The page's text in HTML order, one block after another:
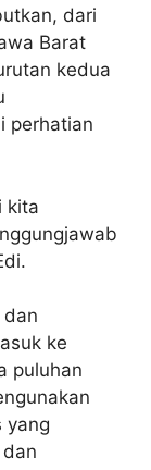
dari
Barat
kedua
perhatian
kita
dan
ke
puluhan
yang